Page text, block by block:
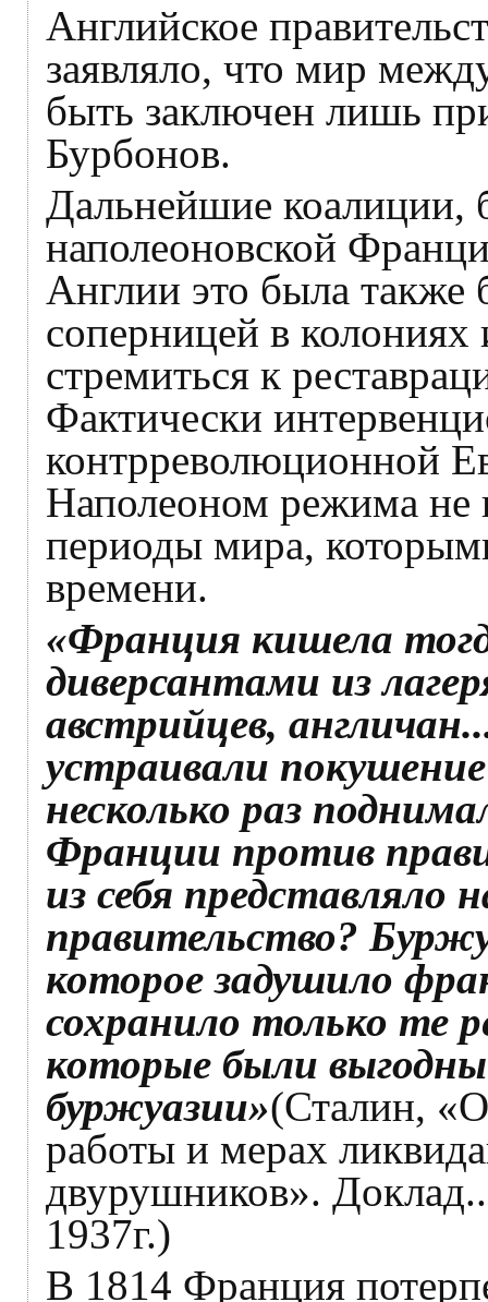
Английское
заявляло, что мир
быть заключен лишь
Бурбонов.
Дальнейшие коалиции,
наполеоновской
Англии это была также
соперницей в
стремиться к
Фактически
контрреволюционной
Наполеоном режима не
периоды мира,
времени.
«Франция кишела
диверсантами из
австрийцев,
устраивали
несколько раз
Франции против
из себя представляло
правительство?
которое задушило
сохранило только те
которые были
буржуазии»(Сталин,
работы и мерах
двурушников».
1937г.)
В 1814 Франция